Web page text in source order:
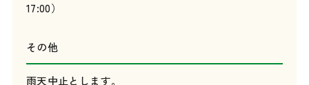
17:00）
その他
雨天中止とします。